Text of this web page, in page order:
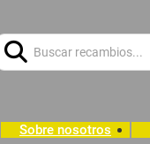
Sobre nosotros